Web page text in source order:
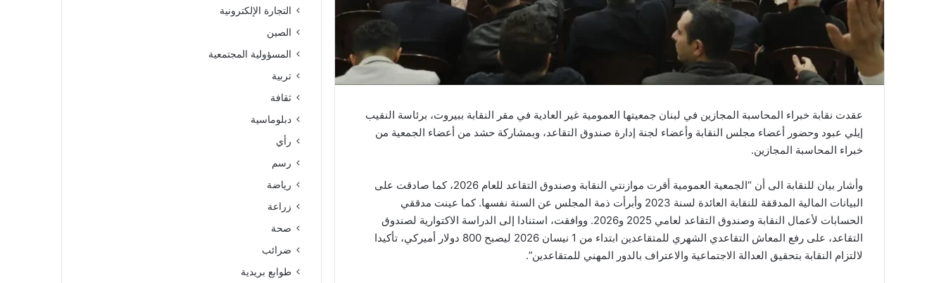
عقدت نقابة خبراء المحاسبة المجازين في لبنان جمعيتها العمومية غير العادية في مقر النقابة ببيروت، برئاسة النقيب
إيلي عبود وحضور أعضاء مجلس النقابة وأعضاء لجنة إدارة صندوق التقاعد، وبمشاركة حشد من أعضاء الجمعية من
خبراء المحاسبة المجازين.
وأشار بيان للنقابة الى أن “الجمعية العمومية أقرت موازنتي النقابة وصندوق التقاعد للعام 2026، كما صادقت على
البيانات المالية المدققة للنقابة العائدة لسنة 2023 وأبرأت ذمة المجلس عن السنة نفسها. كما عينت مدققي
الحسابات لأعمال النقابة وصندوق التقاعد لعامي 2025 و2026. ووافقت، استنادا إلى الدراسة الاكتوارية لصندوق
التقاعد، على رفع المعاش التقاعدي الشهري للمتقاعدين ابتداء من 1 نيسان 2026 ليصبح 800 دولار أميركي، تأكيدا
لالتزام النقابة بتحقيق العدالة الاجتماعية والاعتراف بالدور المهني للمتقاعدين”.
التجارة الإلكترونية
الصين
المسؤولية المجتمعية
تربية
ثقافة
دبلوماسية
رأي
رسم
رياضة
زراعة
صحة
ضرائب
طوابع بريدية